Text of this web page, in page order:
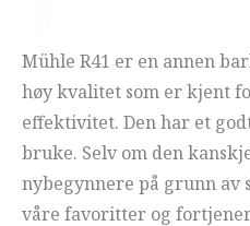
Mühle R41 er en annen
høy kvalitet som er kjent
effektivitet. Den har et
bruke. Selv om den
nybegynnere på grunn av
våre favoritter og